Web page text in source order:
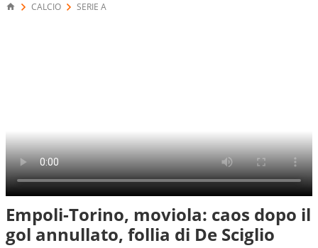
CALCIO SERIE A
Empoli-Torino, moviola: caos dopo il
gol annullato, follia di De Sciglio